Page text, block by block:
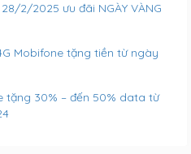
2/2025 ưu đãi NGÀY VÀNG
Mobifone tặng tiền từ ngày
tặng 30% – đến 50% data từ